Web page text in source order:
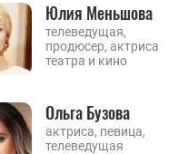
Юлия Меньшова
телеведущая,
продюсер, актриса
театра и кино
Ольга Бузова
актриса, певица,
телеведущая